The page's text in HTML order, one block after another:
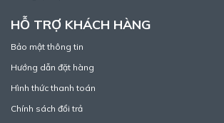
HỖ TRỢ KHÁCH HÀNG
Bảo mật thông tin
Hướng dẫn đặt hàng
Hình thức thanh toán
Chính sách đổi trả